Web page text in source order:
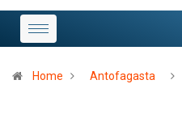
Home Antofagasta